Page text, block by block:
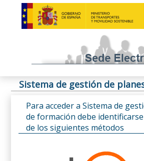
Sistema de gestión de
Para acceder a Sistema de
de formación debe
de los siguientes métodos